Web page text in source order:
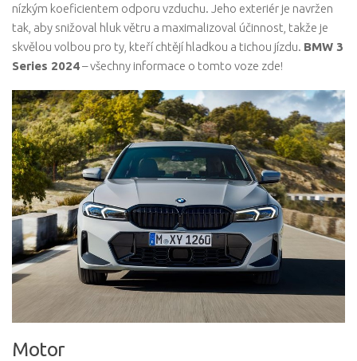
nízkým koeficientem odporu vzduchu. Jeho exteriér je navržen
tak, aby snižoval hluk větru a maximalizoval účinnost, takže je
skvělou volbou pro ty, kteří chtějí hladkou a tichou jízdu. BMW 3
Series 2024– všechny informace o tomto voze zde!
Motor